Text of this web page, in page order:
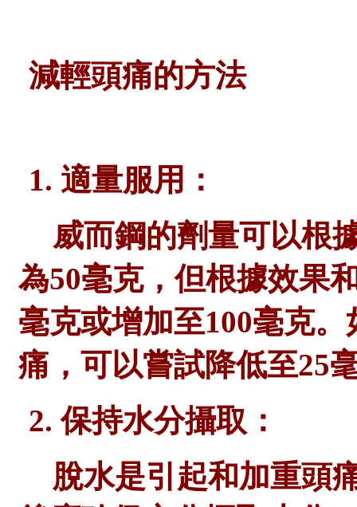
減輕頭痛的方法
1. 適量服用：
威而鋼的劑量可以根
為50毫克，但根據效果
毫克或增加至100毫克
痛，可以嘗試降低至25
2. 保持水分攝取：
脫水是引起和加重頭